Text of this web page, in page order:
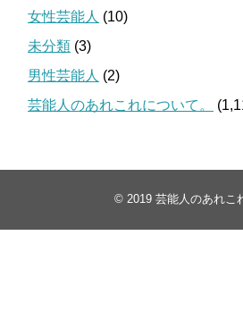
女性芸能人 (10)
未分類 (3)
男性芸能人 (2)
芸能人のあれこれについて。
© 2019 芸能人のあれこ